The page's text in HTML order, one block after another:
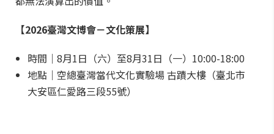
【2026臺灣文博會－文化策展】
時間｜8月1日（六）至8月31日（一）10:00-18:00
地點｜空總臺灣當代文化實驗場 古蹟大樓（臺北市
大安區仁愛路三段55號）